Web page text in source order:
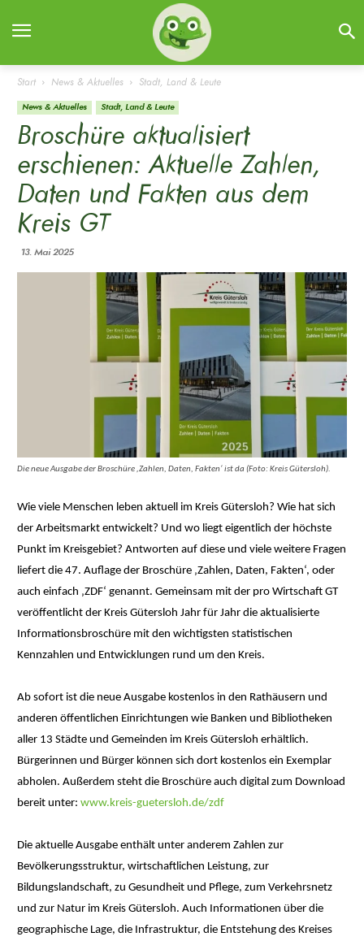
Start News & Aktuelles Stadt, Land & Leute
News & Aktuelles Stadt, Land & Leute
Broschüre aktualisiert
erschienen: Aktuelle Zahlen,
Daten und Fakten aus dem
Kreis GT
13. Mai 2025
Die neue Ausgabe der Broschüre ‚Zahlen, Daten, Fakten‘ ist da (Foto: Kreis Gütersloh).
Wie viele Menschen leben aktuell im Kreis Gütersloh? Wie hat sich
der Arbeitsmarkt entwickelt? Und wo liegt eigentlich der höchste
Punkt im Kreisgebiet? Antworten auf diese und viele weitere Fragen
liefert die 47. Auflage der Broschüre ‚Zahlen, Daten, Fakten‘, oder
auch einfach ‚ZDF‘ genannt. Gemeinsam mit der pro Wirtschaft GT
veröffentlicht der Kreis Gütersloh Jahr für Jahr die aktualisierte
Informationsbroschüre mit den wichtigsten statistischen
Kennzahlen und Entwicklungen rund um den Kreis.
Ab sofort ist die neue Ausgabe kostenlos in den Rathäusern und
anderen öffentlichen Einrichtungen wie Banken und Bibliotheken
aller 13 Städte und Gemeinden im Kreis Gütersloh erhältlich.
Bürgerinnen und Bürger können sich dort kostenlos ein Exemplar
abholen. Außerdem steht die Broschüre auch digital zum Download
bereit unter:www.kreis-guetersloh.de/zdf
Die aktuelle Ausgabe enthält unter anderem Zahlen zur
Bevölkerungsstruktur, wirtschaftlichen Leistung, zur
Bildungslandschaft, zu Gesundheit und Pflege, zum Verkehrsnetz
und zur Natur im Kreis Gütersloh. Auch Informationen über die
geographische Lage, die Infrastruktur, die Entstehung des Kreises